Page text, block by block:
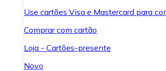
Use cartões Visa e Mastercard para
Comprar com cartão
Loja - Cartões-presente
Novo